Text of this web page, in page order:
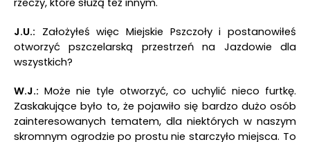
J.U.: Założyłeś więc Miejskie Pszczoły i postanowiłeś
otworzyć pszczelarską przestrzeń na Jazdowie dla
wszystkich?
W.J.: Może nie tyle otworzyć, co uchylić nieco furtkę.
Zaskakujące było to, że pojawiło się bardzo dużo osób
zainteresowanych tematem, dla niektórych w naszym
skromnym ogrodzie po prostu nie starczyło miejsca. To